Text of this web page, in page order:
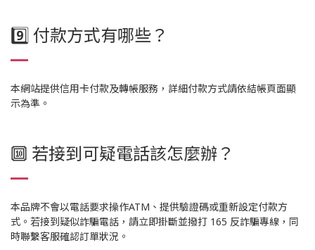
9️⃣ 付款方式有哪些？
本網站提供信用卡付款及轉帳服務，詳細付款方式請依結帳頁面顯
示為準。
🔟 若接到可疑電話該怎麼辦？
本品牌不會以電話要求操作ATM、提供驗證碼或重新設定付款方
式。若接到疑似詐騙電話，請立即掛斷並撥打 165 反詐騙專線，同
時聯繫客服確認訂單狀況。